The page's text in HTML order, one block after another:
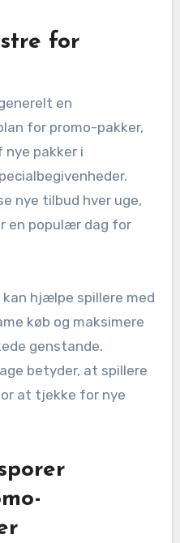
for
en
for promo-pakker,
pakker i
nye tilbud hver uge,
en populær dag for
hjælpe spillere med
køb og maksimere
genstande.
betyder, at spillere
at tjekke for nye